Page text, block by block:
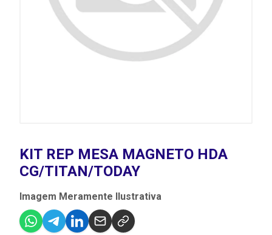
KIT REP MESA MAGNETO HDA
CG/TITAN/TODAY
Imagem Meramente Ilustrativa